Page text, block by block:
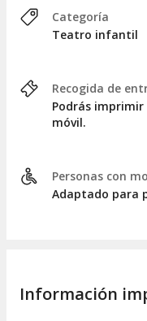
Categoría
Teatro infantil
Recogida de
Podrás
móvil.
Personas con
Adaptado para
Información